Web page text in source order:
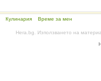
Кулинария Време за мен
Hera.bg. Използването на